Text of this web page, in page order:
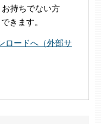
持ちでない方
きます。
ロードへ（外部サ